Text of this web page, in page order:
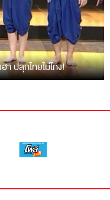
า ปลุกไทยไม่โกง!